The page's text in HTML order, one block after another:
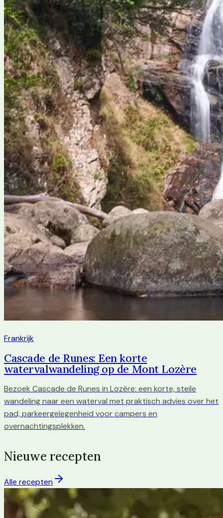
Frankrijk
Cascade de Runes: Een korte
watervalwandeling op de Mont Lozère
Bezoek Cascade de Runes in Lozère: een korte, steile
wandeling naar een waterval met praktisch advies over het
pad, parkeergelegenheid voor campers en
overnachtingsplekken.
Nieuwe recepten
Alle recepten